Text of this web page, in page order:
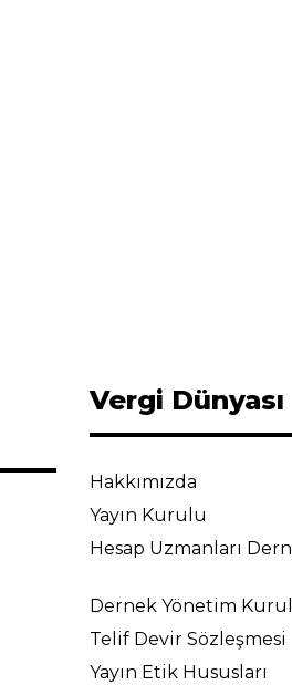
Vergi Dünyası
Hakkımızda
Yayın Kurulu
Hesap Uzmanları
Dernek Yönetim
Telif Devir Sözleşmesi
Yayın Etik Hususları